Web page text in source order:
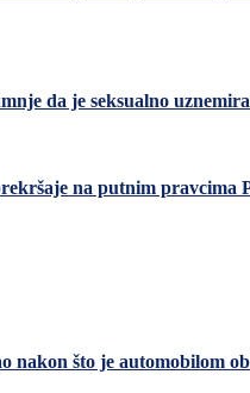
da je seksualno
na putnim pravcima
nakon što je automobilom